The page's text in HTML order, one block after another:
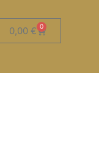
0,00€ 0